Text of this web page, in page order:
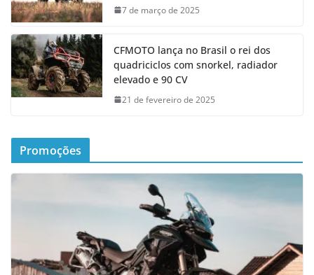
7 de março de 2025
CFMOTO lança no Brasil o rei dos
quadriciclos com snorkel, radiador
elevado e 90 CV
21 de fevereiro de 2025
Promoções